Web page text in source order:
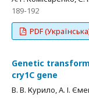
189-192
PDF
Genetic
cry1C gene
В. В. Курило, А. І.